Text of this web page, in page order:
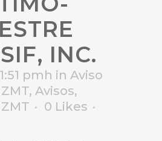
INC.
pmh in Aviso
, Avisos,
0 Likes